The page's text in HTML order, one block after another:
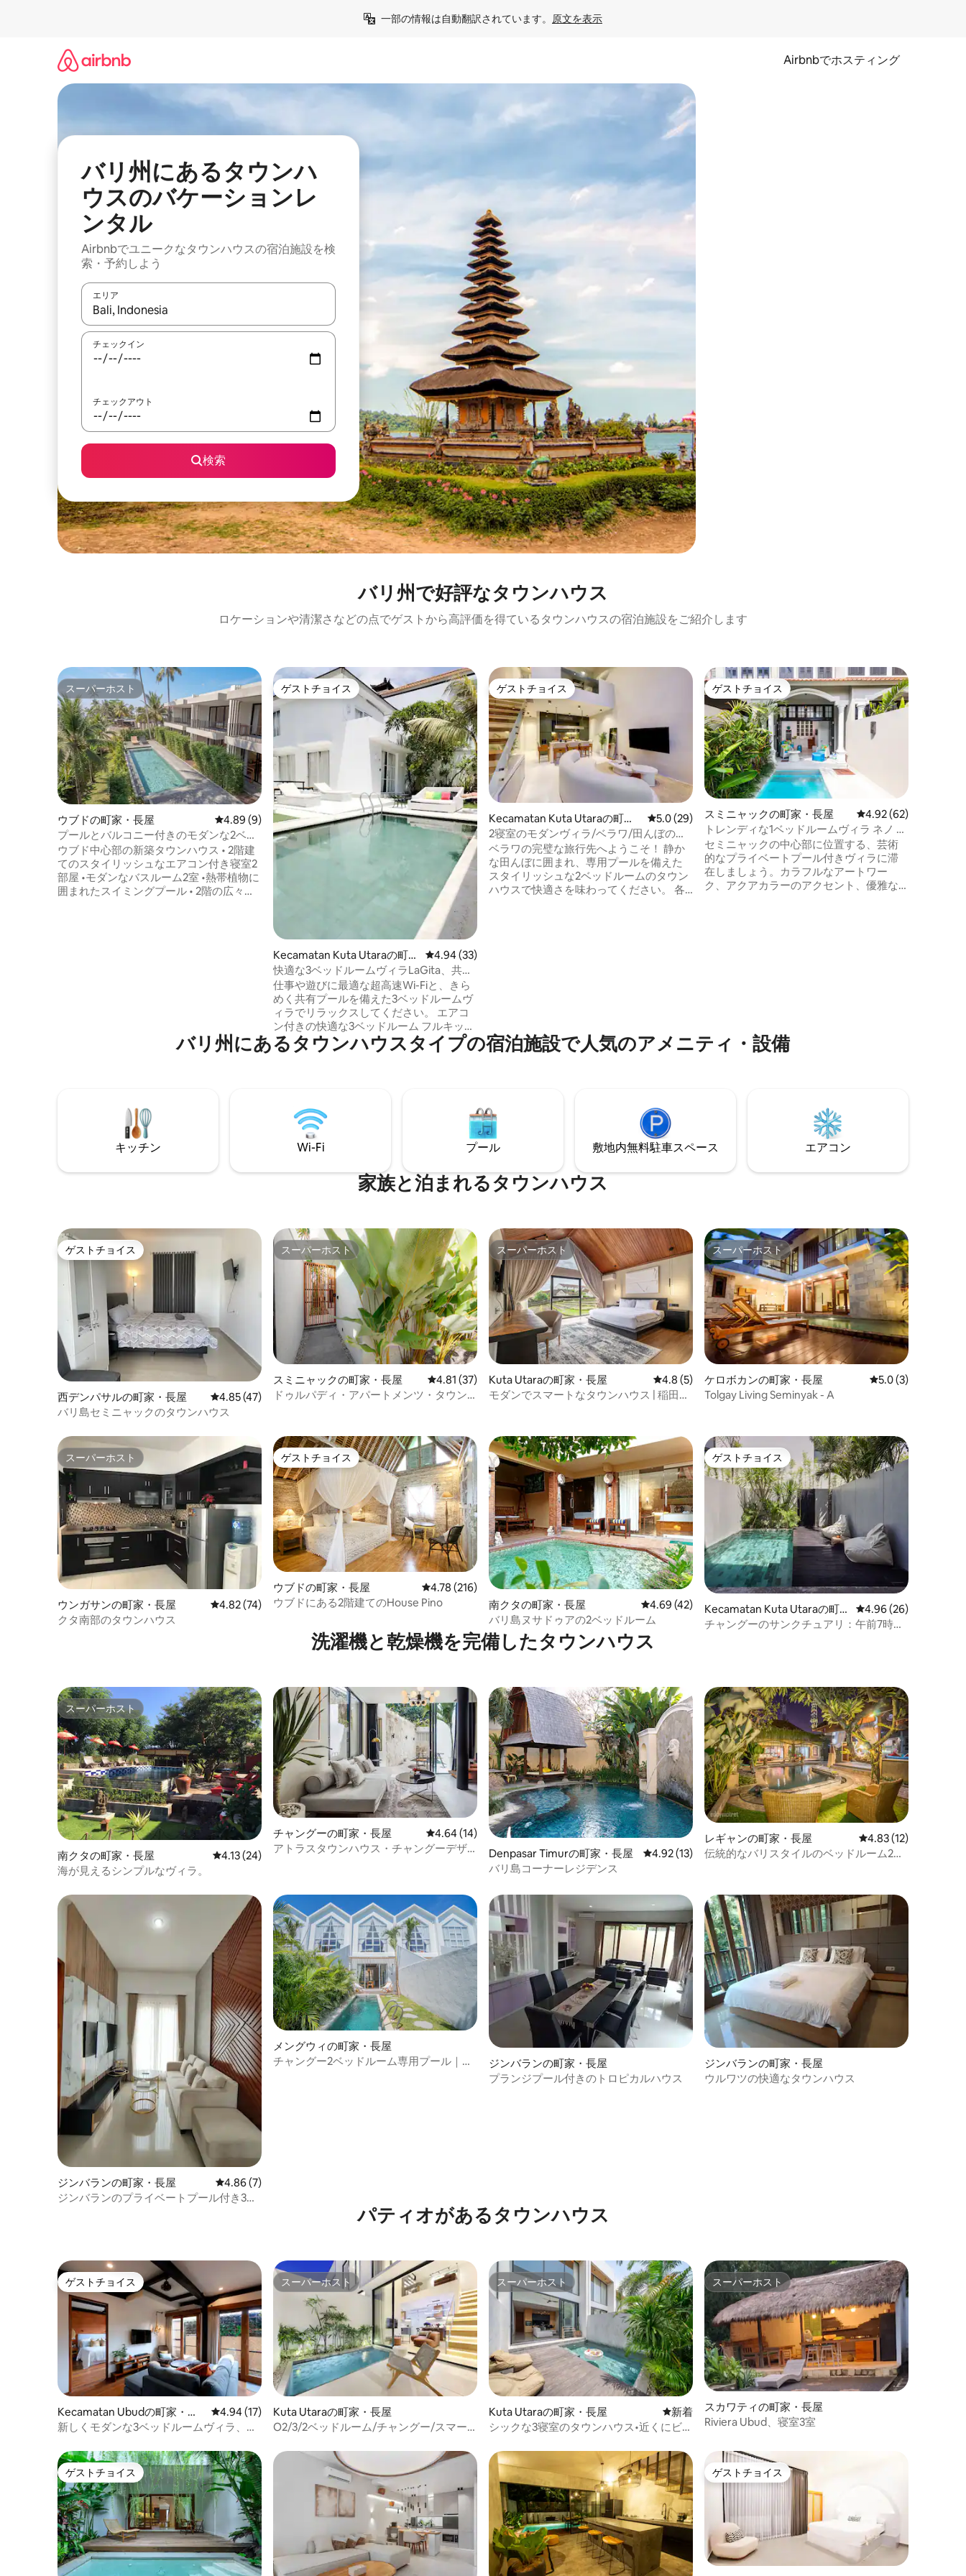
一部の情報は自動翻訳されています。 原文を表示
Airbnbでホスティング
バリ州にあるタウンハ
ウスのバケーションレ
ンタル
Airbnbでユニークなタウンハウスの宿泊施設を検
索・予約しよう
エリア
検索結果が表示されたら、上下の矢印キーを使って移動するか、画面をタッチまたはスワイプして検索結果を確認することができます。
チェックイン
チェックアウト
検索
バリ州で好評なタウンハウス
ロケーションや清潔さなどの点でゲストから高評価を得ているタウンハウスの宿泊施設をご紹介します
スーパーホスト
スーパーホスト
ウブドの町家・長屋 レビュー9件、5つ星中4.89つ星の平均評価
4.89 (9)
プールとバルコニー付きのモダンな2ベッ
ドルームのタウンハウス•ウブドの中心部
ウブド中心部の新築タウンハウス • 2階建
てのスタイリッシュなエアコン付き寝室2
部屋 •モダンなバスルーム2室 •熱帯植物に
囲まれたスイミングプール • 2階の広々と
ゲストチョイス
ゲストチョイス
Kecamatan Kuta Utaraの町
家・長屋
レビュー33件、5つ星中4.94つ星の平均評価
4.94 (33)
快適な3ベッドルームヴィラLaGita、共用
プール、超高速Wi-Fi
仕事や遊びに最適な超高速Wi-Fiと、きら
めく共有プールを備えた3ベッドルームヴ
ィラでリラックスしてください。 エアコ
ン付きの快適な3ベッドルーム フルキッチ
ン付きのオープンプランのリビング。 わ
ずか数歩先に共用プールがあります。 専
ビーチクラブに近いです ゲート付き駐車
場と24時間年中無休のセルフチェックイ
ン。 日中は生産性を維持し、夜はプール
でくつろぎましょう
ゲストチョイス
ゲストチョイス
Kecamatan Kuta Utaraの町
家・長屋
レビュー29件、5つ星中5.0つ星の平均評価
5.0 (29)
2寝室のモダンヴィラ/ベラワ/田んぼの眺
め/プール付き
ベラワの完璧な旅行先へようこそ！ 静か
な田んぼに囲まれ、専用プールを備えた
スタイリッシュな2ベッドルームのタウン
ハウスで快適さを味わってください。 各
ゲストチョイス
ゲストチョイス
スミニャックの町家・長屋 レビュー62件、5つ星
4.92 (62)
トレンディな1ベッドルームヴィラ ネノ ウ
ォーク トゥ ペティテンゲット ビーチ
セミニャックの中心部に位置する、芸術
的なプライベートプール付きヴィラに滞
在しましょう。カラフルなアートワー
ク、アクアカラーのアクセント、優雅な
バリ州にあるタウンハウスタイプの宿泊施設で人気のアメニティ・設備
キッチン Wi-Fi プール 敷地内無料駐⁠車ス⁠ペ⁠ー⁠ス エアコン
家族と泊まれるタウンハウス
ゲストチョイス
ゲストチョイス
西デンパサルの町家・長屋 レビュー47件、5つ星中4.85つ星の平均評価
4.85 (47)
バリ島セミニャックのタウンハウス
スーパーホスト
スーパーホスト
スミニャックの町家・長屋 レビュー37件、5つ星中4.81つ星の平均評価
4.81 (37)
ドゥルパディ・アパートメンツ・タウン
スーパーホスト
スーパーホスト
Kuta Utaraの町家・長屋 レビュー5件、5つ星中4.8つ星の平均評価
4.8 (5)
モダンでスマートなタウンハウス | 稲田の
スーパーホスト
スーパーホスト
ケロボカンの町家・長屋 レビュー3件、5つ
5.0 (3)
Tolgay Living Seminyak - A
スーパーホスト
スーパーホスト
ウンガサンの町家・長屋 レビュー74件、5つ星中4.82つ星の平均評価
4.82 (74)
クタ南部のタウンハウス
ゲストチョイス
ゲストチョイス
ウブドの町家・長屋 レビュー216件、5つ星中4.78つ星の平均評価
4.78 (216)
ウブドにある2階建てのHouse Pino
南クタの町家・長屋 レビュー42件、5つ星中4.69つ星の平均評価
4.69 (42)
バリ島ヌサドゥアの2ベッドルーム
ゲストチョイス
ゲストチョイス
Kecamatan Kuta Utaraの町
家・長屋
レビュー26件、5つ星
4.96 (26)
チャングーのサンクチュアリ：午前7時近
洗濯機と乾燥機を完備したタウンハウス
スーパーホスト
スーパーホスト
南クタの町家・長屋 レビュー24件、5つ星中4.13つ星の平均評価
4.13 (24)
海が見えるシンプルなヴィラ。
チャングーの町家・長屋 レビュー14件、5つ星中4.64つ星の平均評価
4.64 (14)
アトラスタウンハウス・チャングーデザ
Denpasar Timurの町家・長屋 レビュー13件、5つ星中4.92つ星の平均評価
4.92 (13)
バリ島コーナーレジデンス
レギャンの町家・長屋 レビュー12件、5つ
4.83 (12)
伝統的なバリスタイルのベッドルーム2の
ジンバランの町家・長屋 レビュー7件、5つ星中4.86つ星の平均評価
4.86 (7)
ジンバランのプライベートプール付き3ベ
メングウィの町家・長屋
チャングー2ベッドルーム専用プール｜洗
ジンバランの町家・長屋
プランジプール付きのトロピカルハウス
ジンバランの町家・長屋
ウルワツの快適なタウンハウス
パティオがあるタウンハウス
ゲストチョイス
ゲストチョイス
Kecamatan Ubudの町家・長
屋
レビュー17件、5つ星中4.94つ星の平均評価
4.94 (17)
新しくモダンな3ベッドルームヴィラ、セ
スーパーホスト
スーパーホスト
Kuta Utaraの町家・長屋
O2/3/2ベッドルーム/チャングー/スマー
ル！
スーパーホスト
スーパーホスト
Kuta Utaraの町家・長屋 新しい宿泊先
新着
シックな3寝室のタウンハウス•近くにビー
スーパーホスト
スーパーホスト
スカワティの町家・長屋
Riviera Ubud、寝室3室
ゲストチョイス
ゲストチョイス ゲストチョイス
ゲストチョイス